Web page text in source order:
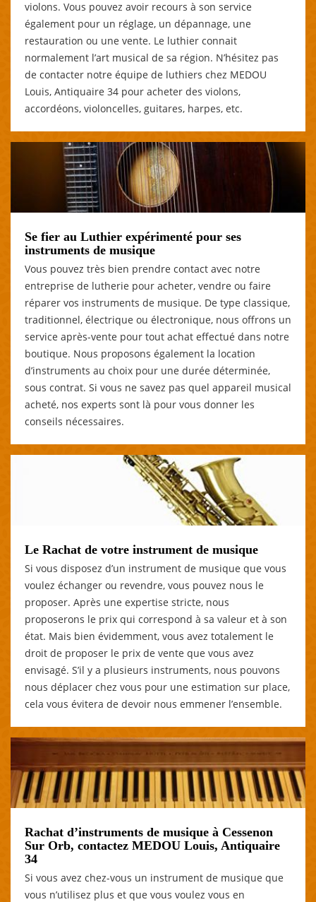
violons. Vous pouvez avoir recours à son service
également pour un réglage, un dépannage, une
restauration ou une vente. Le luthier connait
normalement l’art musical de sa région. N’hésitez pas
de contacter notre équipe de luthiers chez MEDOU
Louis, Antiquaire 34 pour acheter des violons,
accordéons, violoncelles, guitares, harpes, etc.
Se fier au Luthier expérimenté pour ses
instruments de musique
Vous pouvez très bien prendre contact avec notre
entreprise de lutherie pour acheter, vendre ou faire
réparer vos instruments de musique. De type classique,
traditionnel, électrique ou électronique, nous offrons un
service après-vente pour tout achat effectué dans notre
boutique. Nous proposons également la location
d’instruments au choix pour une durée déterminée,
sous contrat. Si vous ne savez pas quel appareil musical
acheté, nos experts sont là pour vous donner les
conseils nécessaires.
Le Rachat de votre instrument de musique
Si vous disposez d’un instrument de musique que vous
voulez échanger ou revendre, vous pouvez nous le
proposer. Après une expertise stricte, nous
proposerons le prix qui correspond à sa valeur et à son
état. Mais bien évidemment, vous avez totalement le
droit de proposer le prix de vente que vous avez
envisagé. S’il y a plusieurs instruments, nous pouvons
nous déplacer chez vous pour une estimation sur place,
cela vous évitera de devoir nous emmener l’ensemble.
Rachat d’instruments de musique à Cessenon
Sur Orb, contactez MEDOU Louis, Antiquaire
34
Si vous avez chez-vous un instrument de musique que
vous n’utilisez plus et que vous voulez vous en